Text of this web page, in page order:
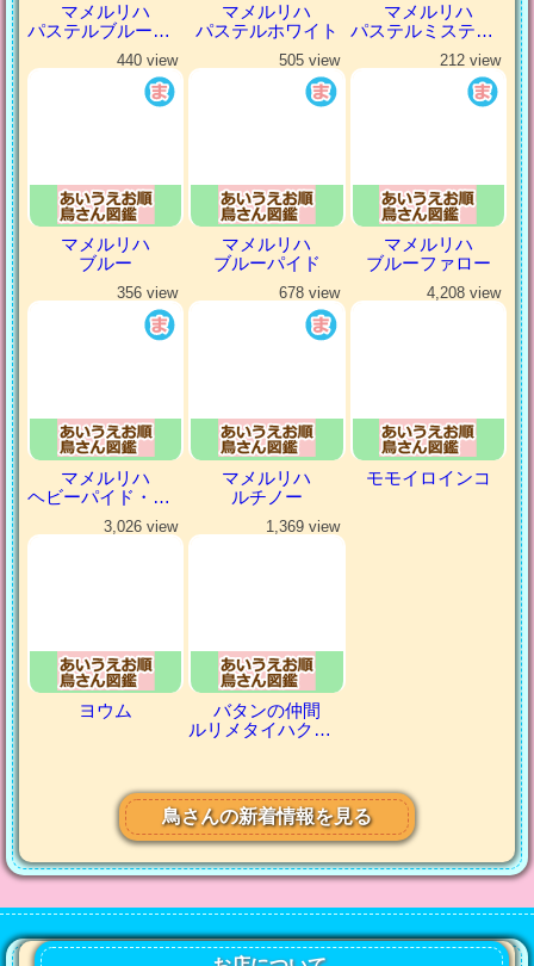
マメルリハ
パステルブルーパイド
マメルリハ
パステルホワイト
マメルリハ
パステルミスティダークグリーン
440 view
マメルリハ
ブルー
505 view
マメルリハ
ブルーパイド
212 view
マメルリハ
ブルーファロー
356 view
マメルリハ
ヘビーパイド・パステルコバルト
678 view
マメルリハ
ルチノー
4,208 view
モモイロインコ
3,026 view
ヨウム
1,369 view
バタンの仲間
ルリメタイハクオウム
鳥さんの新着情報を見る